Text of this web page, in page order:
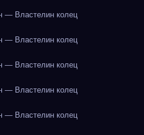
— Властелин колец
— Властелин колец
— Властелин колец
— Властелин колец
— Властелин колец